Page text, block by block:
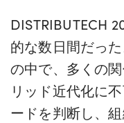
DISTRIBUTECH
的な数日間だっ
の中で、多くの
リッド近代化に
ードを判断し、